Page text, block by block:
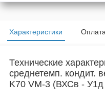
Характеристики Оплата
Технические
среднетемп. кондит.
K70 VM-3 (ВХСв -